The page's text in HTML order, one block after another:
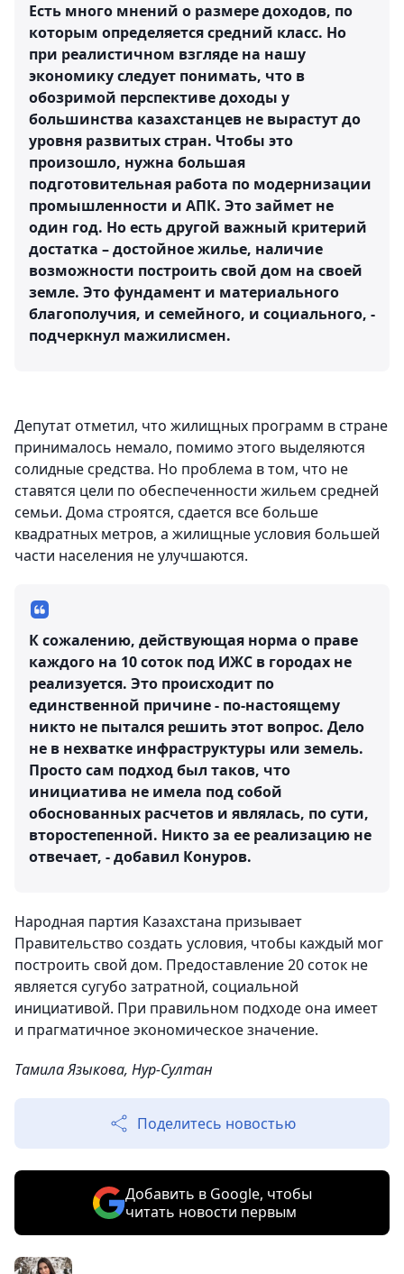
Есть много мнений о размере доходов, по
которым определяется средний класс. Но
при реалистичном взгляде на нашу
экономику следует понимать, что в
обозримой перспективе доходы у
большинства казахстанцев не вырастут до
уровня развитых стран. Чтобы это
произошло, нужна большая
подготовительная работа по модернизации
промышленности и АПК. Это займет не
один год. Но есть другой важный критерий
достатка – достойное жилье, наличие
возможности построить свой дом на своей
земле. Это фундамент и материального
благополучия, и семейного, и социального, -
подчеркнул мажилисмен.
Депутат отметил, что жилищных программ в стране
принималось немало, помимо этого выделяются
солидные средства. Но проблема в том, что не
ставятся цели по обеспеченности жильем средней
семьи. Дома строятся, сдается все больше
квадратных метров, а жилищные условия большей
части населения не улучшаются.
К сожалению, действующая норма о праве
каждого на 10 соток под ИЖС в городах не
реализуется. Это происходит по
единственной причине - по-настоящему
никто не пытался решить этот вопрос. Дело
не в нехватке инфраструктуры или земель.
Просто сам подход был таков, что
инициатива не имела под собой
обоснованных расчетов и являлась, по сути,
второстепенной. Никто за ее реализацию не
отвечает, - добавил Конуров.
Народная партия Казахстана призывает
Правительство создать условия, чтобы каждый мог
построить свой дом. Предоставление 20 соток не
является сугубо затратной, социальной
инициативой. При правильном подходе она имеет
и прагматичное экономическое значение.
Тамила Языкова, Нур-Султан
Поделитесь новостью
Добавить в Google, чтобы
читать новости первым